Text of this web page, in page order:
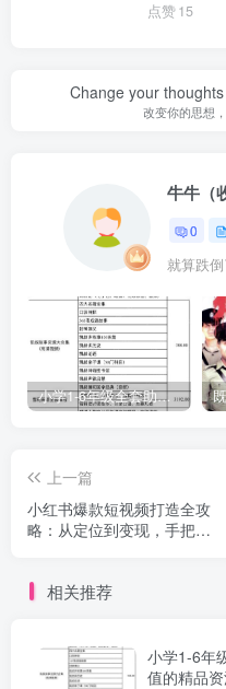
点赞15
Change your
改变你的思想
牛牛（
0
就算跌
小学1-6年级全套助学资源包（9000GB）(超值的精品资源-会员也需单独购买哦)
上一篇
小红书爆款短视频打造全攻
略：从定位到变现，手把手
相关推荐
小学1-6年
值的精品